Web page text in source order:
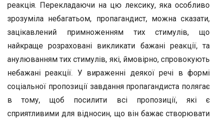
реакція. Перекладаючи на цю лексику, яка особливо
зрозуміла небагатьом, пропагандист, можна сказати,
зацікавлений примноженням тих стимулів, що
найкраще розраховані викликати бажані реакції, та
анулюванням тих стимулів, які, ймовірно, спровокують
небажані реакції. У вираженні деякої речі в формі
соціальної пропозиції завдання пропагандиста полягає
в тому, щоб посилити всі пропозиції, які є
сприятливими для відносин, що він бажає створювати